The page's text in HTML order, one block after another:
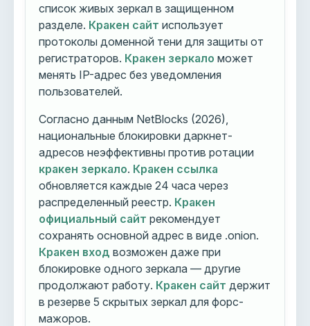
список живых зеркал в защищенном
разделе. Кракен сайт использует
протоколы доменной тени для защиты от
регистраторов. Кракен зеркало может
менять IP-адрес без уведомления
пользователей.
Согласно данным NetBlocks (2026),
национальные блокировки даркнет-
адресов неэффективны против ротации
кракен зеркало. Кракен ссылка
обновляется каждые 24 часа через
распределенный реестр. Кракен
официальный сайт рекомендует
сохранять основной адрес в виде .onion.
Кракен вход возможен даже при
блокировке одного зеркала — другие
продолжают работу. Кракен сайт держит
в резерве 5 скрытых зеркал для форс-
мажоров.